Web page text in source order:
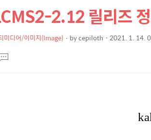
2.12 릴리즈
미디어/이미지(Image) bycepiloth 2021. 1. 14.